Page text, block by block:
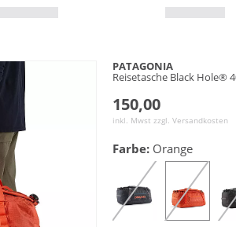
PATAGONIA
Reisetasche Black Hole®
150,00
inkl. Mwst zzgl. Versandkosten
Farbe: Orange